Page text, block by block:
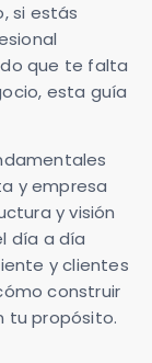
si estás
que te falta
esta guía
y empresa
y visión
día a día
y clientes
construir
tu propósito.